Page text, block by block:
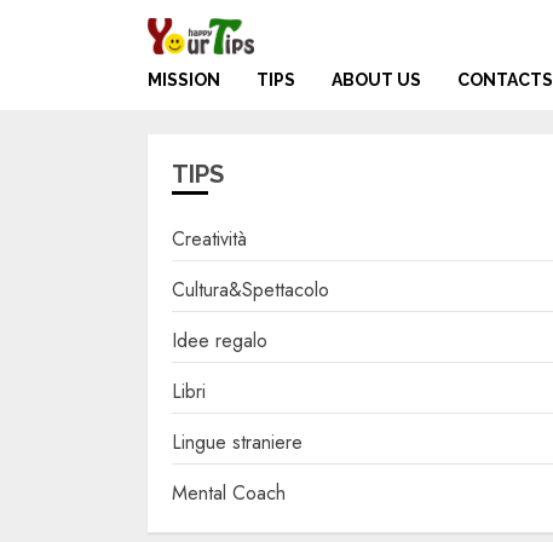
MISSION TIPS ABOUT US CONTACTS
TIPS
Creatività
Cultura&Spettacolo
Idee regalo
Libri
Lingue straniere
Mental Coach